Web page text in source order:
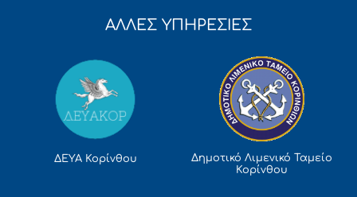
ΑΛΛΕΣ ΥΠΗΡΕΣΙΕΣ
ΔΕΥΑ Κορίνθου
Δημοτικό Λιμενικό Ταμείο
Κορίνθου